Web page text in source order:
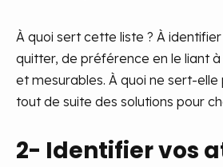
À quoi sert cette liste ? À
quitter, de préférence en le liant
et mesurables. À quoi ne sert-elle
tout de suite des solutions pour
2- Identifier vos